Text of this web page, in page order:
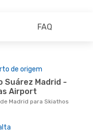
FAQ
de origem
Airport
de Madrid para Skiathos